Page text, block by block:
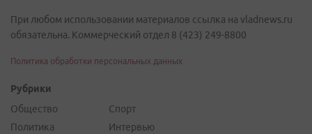
При любом использовании материалов ссылка на vladnews.ru
обязательна. Коммерческий отдел 8 (423) 249-8800
Политика обработки персональных данных
Рубрики
Общество
Политика
Спорт
Интервью